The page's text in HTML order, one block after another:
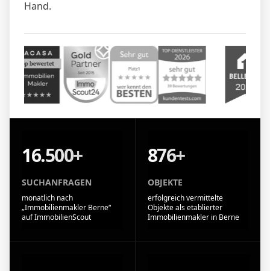
Hand.
16.500+
SUCHANFRAGEN
monatlich nach
„Immobilienmakler Berne“
auf ImmobilienScout
876+
OBJEKTE
erfolgreich vermittelte
Objekte als etablierter
Immobilienmakler in Berne